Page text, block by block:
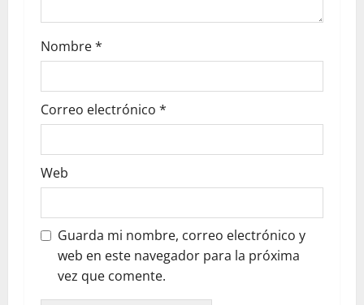
Nombre*
Correo electrónico *
Web
Guarda mi nombre, correo electrónico y
web en este navegador para la próxima
vez que comente.